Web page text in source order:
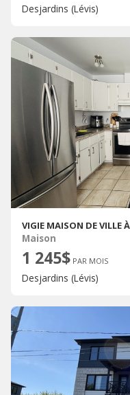
Desjardins (Lévis)
VIGIE MAISON DE VILLE
Maison
1 245$ PAR MOIS
Desjardins (Lévis)